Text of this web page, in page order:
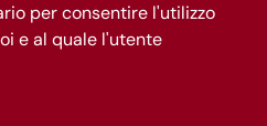
è città
aperta, unita e
per consentire l'utilizzo
e al quale l'utente